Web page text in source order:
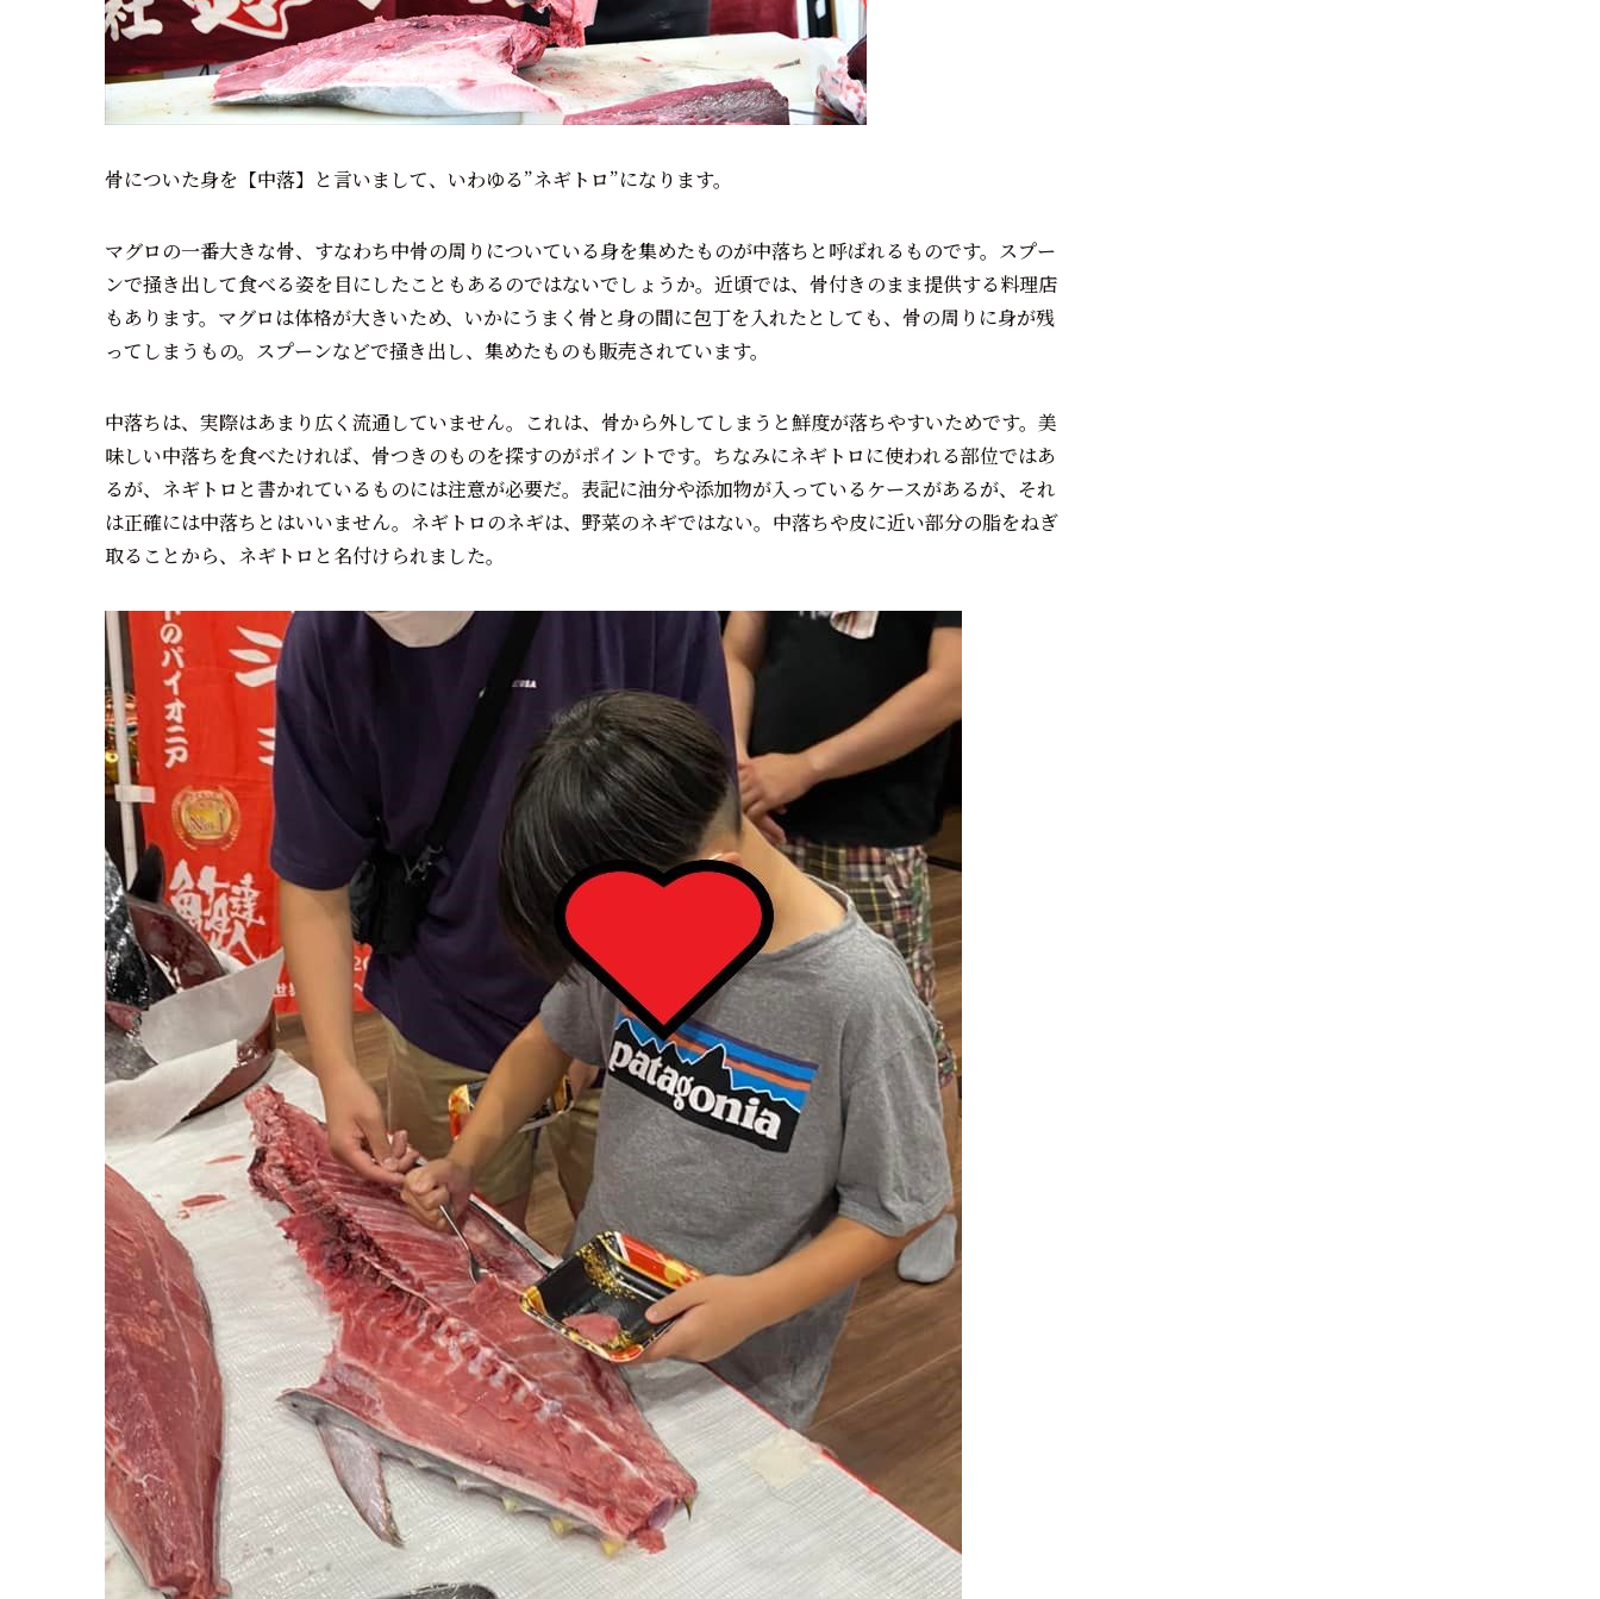
骨についた身を【中落】と言いまして、いわゆる”ネギトロ”になります。
マグロの一番大きな骨、すなわち中骨の周りについている身を集めたものが中落ちと呼ばれるものです。スプー
ンで掻き出して食べる姿を目にしたこともあるのではないでしょうか。近頃では、骨付きのまま提供する料理店
もあります。マグロは体格が大きいため、いかにうまく骨と身の間に包丁を入れたとしても、骨の周りに身が残
ってしまうもの。スプーンなどで掻き出し、集めたものも販売されています。
中落ちは、実際はあまり広く流通していません。これは、骨から外してしまうと鮮度が落ちやすいためです。美
味しい中落ちを食べたければ、骨つきのものを探すのがポイントです。ちなみにネギトロに使われる部位ではあ
るが、ネギトロと書かれているものには注意が必要だ。表記に油分や添加物が入っているケースがあるが、それ
は正確には中落ちとはいいません。ネギトロのネギは、野菜のネギではない。中落ちや皮に近い部分の脂をねぎ
取ることから、ネギトロと名付けられました。